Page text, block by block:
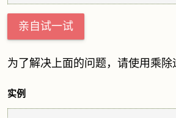
亲自试一试
为了解决上面的问题，请使用乘除
实例